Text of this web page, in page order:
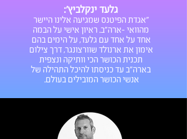
גלעד ינקלביץ':
"אגדת הפיטנס שמגיעה אלינו היישר
מהוואי -ארה"ב. ראיון אישי על הבמה
אחד על אחד עם גלעד, על הימים בהם
אימון את ארנולד שוורצונגר, דרך צילום
תכנית הכושר הכי וותיקה ונצפית
בארה"ב עד כניסתו להיכל התהילה של
אנשי הכושר המובילים בעולם.